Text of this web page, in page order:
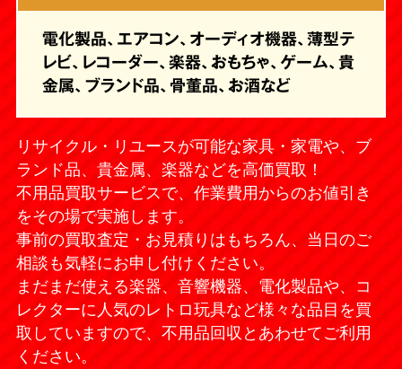
電化製品、エアコン、オーディオ機器、薄型テ
レビ、レコーダー、楽器、おもちゃ、ゲーム、貴
金属、ブランド品、骨董品、お酒など
リサイクル・リユースが可能な家具・家電や、ブ
ランド品、貴金属、楽器などを高価買取！
不用品買取サービスで、作業費用からのお値引き
をその場で実施します。
事前の買取査定・お見積りはもちろん、当日のご
相談も気軽にお申し付けください。
まだまだ使える楽器、音響機器、電化製品や、コ
レクターに人気のレトロ玩具など様々な品目を買
取していますので、不用品回収とあわせてご利用
ください。